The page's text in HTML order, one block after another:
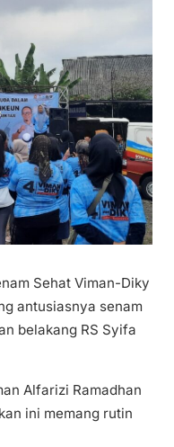
Sehat Viman-Diky
antusiasnya senam
belakang RS Syifa
Alfarizi Ramadhan
ini memang rutin